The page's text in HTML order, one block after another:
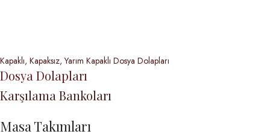
Kapaklı, Kapaksız, Yarım Kapaklı Dosya Dolapları
Dosya Dolapları
Karşılama Bankoları
Masa Takımları